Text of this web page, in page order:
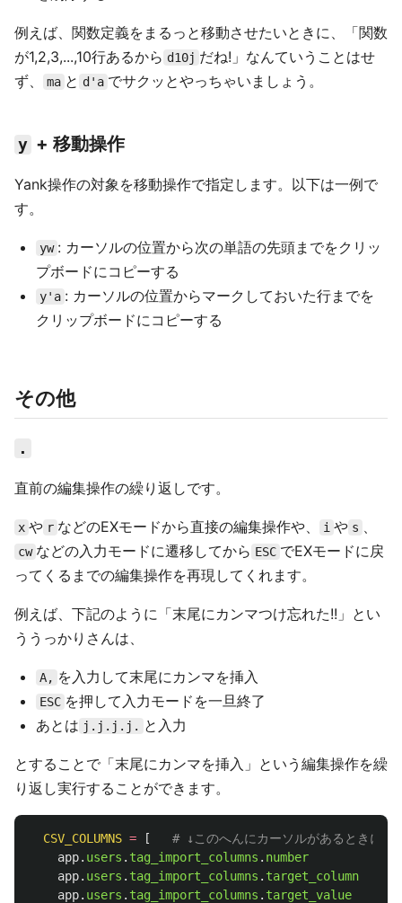
例えば、関数定義をまるっと移動させたいときに、「関数
が1,2,3,...,10行あるから d10j だね!」なんていうことはせ
ず、
ma と d'a でサクッとやっちゃいましょう。
y + 移動操作
Yank操作の対象を移動操作で指定します。以下は一例で
す。
yw : カーソルの位置から次の単語の先頭までをクリッ
プボードにコピーする
y'a : カーソルの位置からマークしておいた行までを
クリップボードにコピーする
その他
.
直前の編集操作の繰り返しです。
x や r などのEXモードから直接の編集操作や、 i や s 、
cw などの入力モードに遷移してから ESC でEXモードに戻
ってくるまでの編集操作を再現してくれます。
例えば、下記のように「末尾にカンマつけ忘れた!!」とい
ううっかりさんは、
A, を入力して末尾にカンマを挿入
ESC を押して入力モードを一旦終了
あとは j.j.j.j. と入力
とすることで「末尾にカンマを挿入」という編集操作を繰
り返し実行することができます。
CSV_COLUMNS = [
# ↓このへんにカーソルがあるときに
app. users . tag_import_columns . number
app. users . tag_import_columns . target_column
app. users . tag_import_columns . target_value